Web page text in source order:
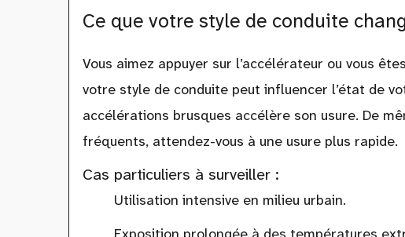
Ce que votre style de conduite
Vous aimez appuyer sur l’accélérateur ou vous
votre style de conduite peut influencer l’état de
accélérations brusques accélère son usure. De
fréquents, attendez-vous à une usure plus rapide.
Cas particuliers à surveiller :
Utilisation intensive en milieu urbain.